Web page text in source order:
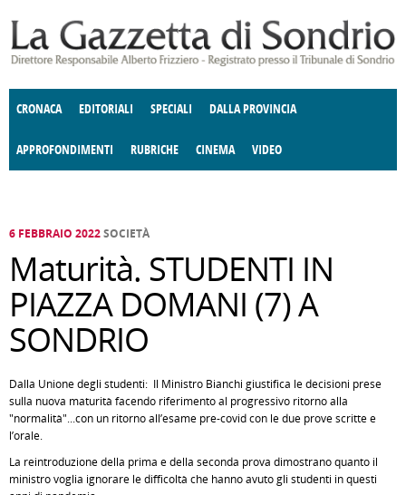
CRONACA EDITORIALI SPECIALI DALLA PROVINCIA
APPROFONDIMENTI
E SPETTACOLI POLITICA
RUBRICHE
DELLE IDEE FATTI DELLO SPIRITO
CINEMA VIDEO
6 FEBBRAIO 2022SOCIETÀ
Maturità. STUDENTI IN
PIAZZA DOMANI (7) A
SONDRIO
Dalla Unione degli studenti: Il Ministro Bianchi giustifica le decisioni prese
sulla nuova maturità facendo riferimento al progressivo ritorno alla
"normalità"...con un ritorno all’esame pre-covid con le due prove scritte e
l’orale.
La reintroduzione della prima e della seconda prova dimostrano quanto il
ministro voglia ignorare le difficoltà che hanno avuto gli studenti in questi